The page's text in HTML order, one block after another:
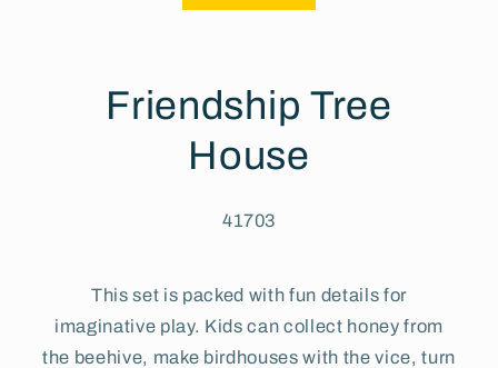
Friendship Tree
House
41703
This set is packed with fun details for
imaginative play. Kids can collect honey from
the beehive, make birdhouses with the vice, turn